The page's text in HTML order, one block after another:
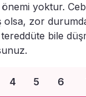
yoktur.
olsa, zor
tereddüte bile
4 5 6